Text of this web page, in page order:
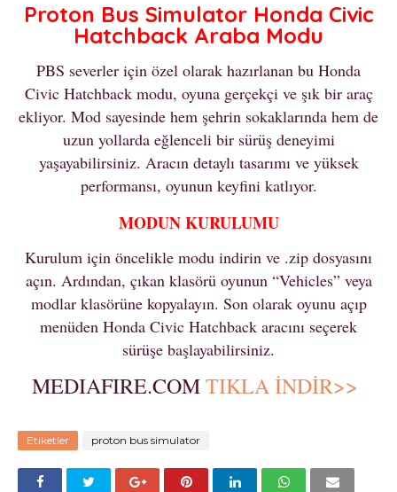
Proton Bus Simulator Honda Civic
Hatchback Araba Modu
PBS severler için özel olarak hazırlanan bu Honda
Civic Hatchback modu, oyuna gerçekçi ve şık bir araç
ekliyor. Mod sayesinde hem şehrin sokaklarında hem de
uzun yollarda eğlenceli bir sürüş deneyimi
yaşayabilirsiniz. Aracın detaylı tasarımı ve yüksek
performansı, oyunun keyfini katlıyor.
MODUN KURULUMU
Kurulum için öncelikle modu indirin ve .zip dosyasını
açın. Ardından, çıkan klasörü oyunun “Vehicles” veya
modlar klasörüne kopyalayın. Son olarak oyunu açıp
menüden Honda Civic Hatchback aracını seçerek
sürüşe başlayabilirsiniz.
MEDIAFIRE.COMTIKLA İNDİR>>
Etiketler proton bus simulator